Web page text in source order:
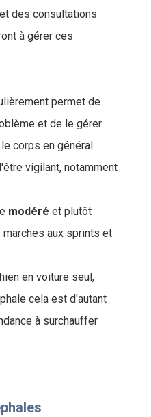
et des consultations
à gérer ces
permet de
et de le gérer
corps en général.
vigilant, notamment
modéré et plutôt
aux sprints et
en voiture seul,
cela est d'autant
à surchauffer